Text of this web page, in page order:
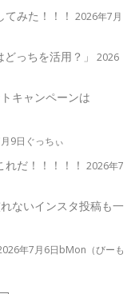
みた！！！ 2026年7月
っちを活用？」
2026
キャンペーンは
9日ぐっちぃ
だ！！！！！ 2026年7
ないインスタ投稿も一
年7月6日bMon（びーも